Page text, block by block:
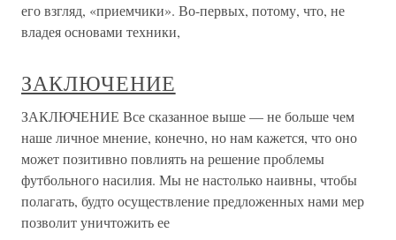
его взгляд, «приемчики». Во-первых, потому, что, не
владея основами техники,
ЗАКЛЮЧЕНИЕ
ЗАКЛЮЧЕНИЕ Все сказанное выше — не больше чем
наше личное мнение, конечно, но нам кажется, что оно
может позитивно повлиять на решение проблемы
футбольного насилия. Мы не настолько наивны, чтобы
полагать, будто осуществление предложенных нами мер
позволит уничтожить ее